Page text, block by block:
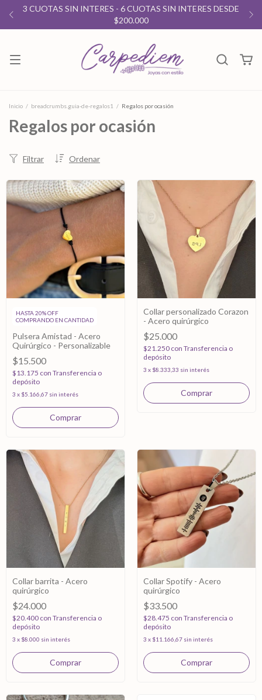
3 CUOTAS SIN INTERES - 6 CUOTAS SIN INTERES DESDE
$200.000
Inicio / breadcrumbs.guia-de-regalos1 / Regalos por ocasión
Regalos por ocasión
Ordenar
Filtrar
HASTA 20% OFF
COMPRANDO EN CANTIDAD
Pulsera Amistad - Acero
Quirúrgico - Personalizable
$15.500
$13.175 con Transferencia o
depósito
3 x $5.166,67 sin interés
Comprar
Collar personalizado Corazon
- Acero quirúrgico
$25.000
$21.250 con Transferencia o
depósito
3 x $8.333,33 sin interés
Comprar
Collar barrita - Acero
quirúrgico
$24.000
$20.400 con Transferencia o
depósito
3 x $8.000 sin interés
Comprar
Collar Spotify - Acero
quirúrgico
$33.500
$28.475 con Transferencia o
depósito
3 x $11.166,67 sin interés